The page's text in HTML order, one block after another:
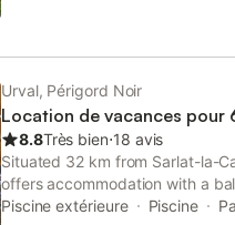
Urval, Périgord Noir
Location de vacances pour
8.8Très bien⋅18 avis
Situated 32 km from Sarlat-la-
offers accommodation with a
garden. This property offers
Piscine extérieure Piscine